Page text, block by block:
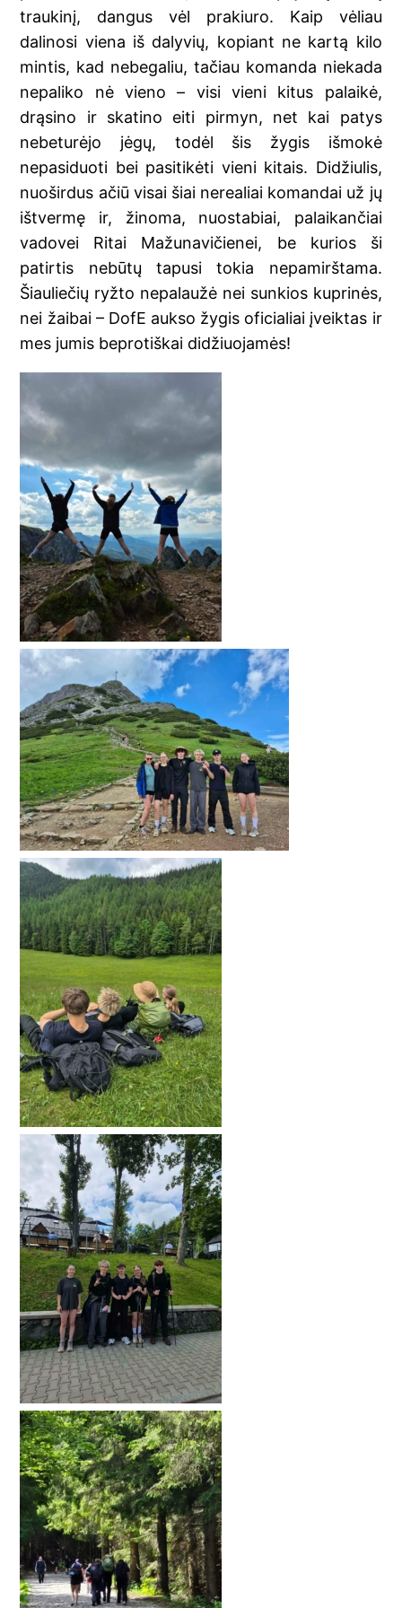
traukinį, dangus vėl prakiuro. Kaip vėliau
dalinosi viena iš dalyvių, kopiant ne kartą kilo
mintis, kad nebegaliu, tačiau komanda niekada
nepaliko nė vieno – visi vieni kitus palaikė,
drąsino ir skatino eiti pirmyn, net kai patys
nebeturėjo jėgų, todėl šis žygis išmokė
nepasiduoti bei pasitikėti vieni kitais. Didžiulis,
nuoširdus ačiū visai šiai nerealiai komandai už jų
ištvermę ir, žinoma, nuostabiai, palaikančiai
vadovei Ritai Mažunavičienei, be kurios ši
patirtis nebūtų tapusi tokia nepamirštama.
Šiauliečių ryžto nepalaužė nei sunkios kuprinės,
nei žaibai – DofE aukso žygis oficialiai įveiktas ir
mes jumis beprotiškai didžiuojamės!